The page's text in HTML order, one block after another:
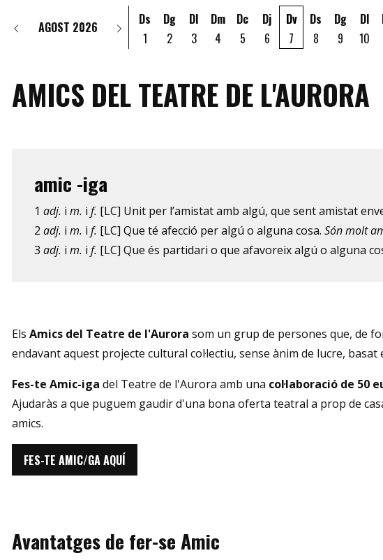
AGOST 2026
Ds
1
Dg
2
Dl
3
Dm
4
Dc
5
Dj
6
Dv
7
Ds
8
Dg
9
Dl
10
AMICS DEL TEATRE DE L'AURORA
amic -iga
1 adj. i m. i f. [LC] Unit per l’amistat amb algú, que sent amistat
2 adj. i m. i f. [LC] Que té afecció per algú o alguna cosa. Són molt
3 adj. i m. i f. [LC] Que és partidari o que afavoreix algú o alguna
Els Amics del Teatre de l'Aurora som un grup de persones que, de
endavant aquest projecte cultural col·lectiu, sense ànim de lucre,
Fes-te Amic-iga del Teatre de l'Aurora amb una col·laboració de 50
Ajudaràs a que puguem gaudir d'una bona oferta teatral a prop de
amics.
FES-TE AMIC/GA AQUÍ
Avantatges de fer-se Amic